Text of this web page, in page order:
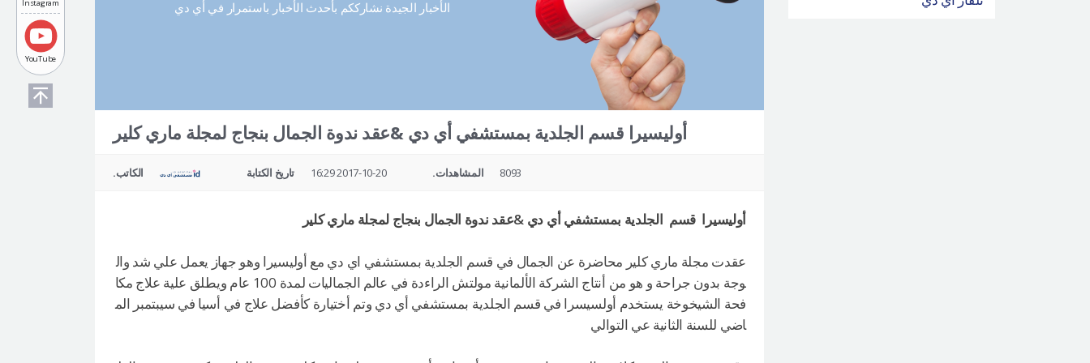
Instagram
YouTube
الأخبار الجيدة نشارككم بأحدث الأخبار باستمرار في أي دي
أوليسيرا قسم الجلدية بمستشفي أي دي &عقد ندوة الجمال بنجاج لمجلة ماري كلير
الكاتب. تاريخ الكتابة 2017-10-20 16:29 المشاهدات. 8093
أوليسيرا قسم الجلدية بمستشفي أي دي &عقد ندوة الجمال بنجاج لمجلة ماري كلير
عقدت مجلة ماري كلير محاضرة عن الجمال في قسم الجلدية بمستشفي اي دي مع أوليسيرا وهو جهاز يعمل علي شد وال
وجة بدون جراحة و هو من أنتاج الشركة الألمانية مولتش الراءدة في عالم الجماليات لمدة 100 عام ويطلق علية علاج مكا
فحة الشيخوخة يستخدم أولسيسرا في قسم الجلدية بمستشفي أي دي وتم أختيارة كأفضل علاج في أسيا في سيبتمبر الم
اضي للسنة الثانية عي التوالي